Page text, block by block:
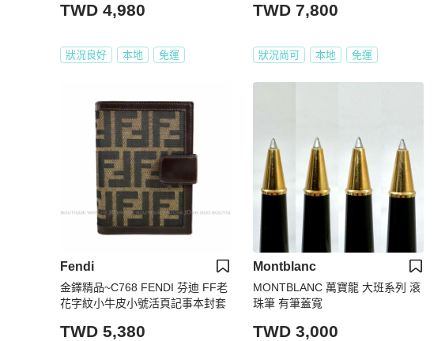
謝
TWD 4,980
狀況良好 本地 免運
TWD 7,800
狀況尚可 本地 免運
Fendi
金鐸精品~C768 FENDI 芬迪 FF老
花字紋小牛皮小號活頁記事本封套
TWD 5,380
Montblanc
MONTBLANC 萬寶龍 大班系列 滾
珠筆 有筆蓋寬
TWD 3,000